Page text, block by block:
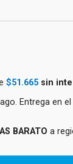
$51.665 sin
Entrega en
BARATO a